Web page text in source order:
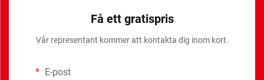
Få ett gratispris
Vår representant kommer att kontakta dig inom kort.
E-post